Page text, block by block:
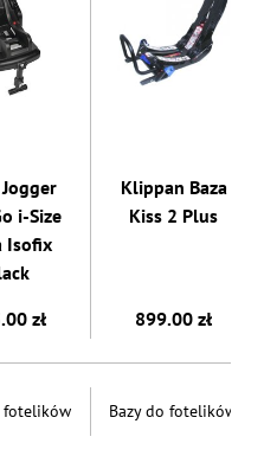
i-Size
Isofix
Klippan Baza
Kiss 2 Plus
zł 899.00 zł
fotelików Bazy do fotelików